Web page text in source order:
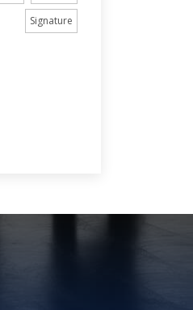
Signature